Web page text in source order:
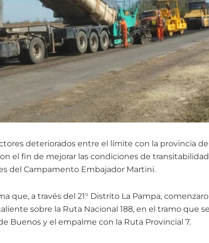
deteriorados entre el límite con la provincia
el fin de mejorar las condiciones de
del Campamento Embajador Martini.
que, a través del 21° Distrito La Pampa,
sobre la Ruta Nacional 188, en el tramo que
Buenos y el empalme con la Ruta Provincial 7.